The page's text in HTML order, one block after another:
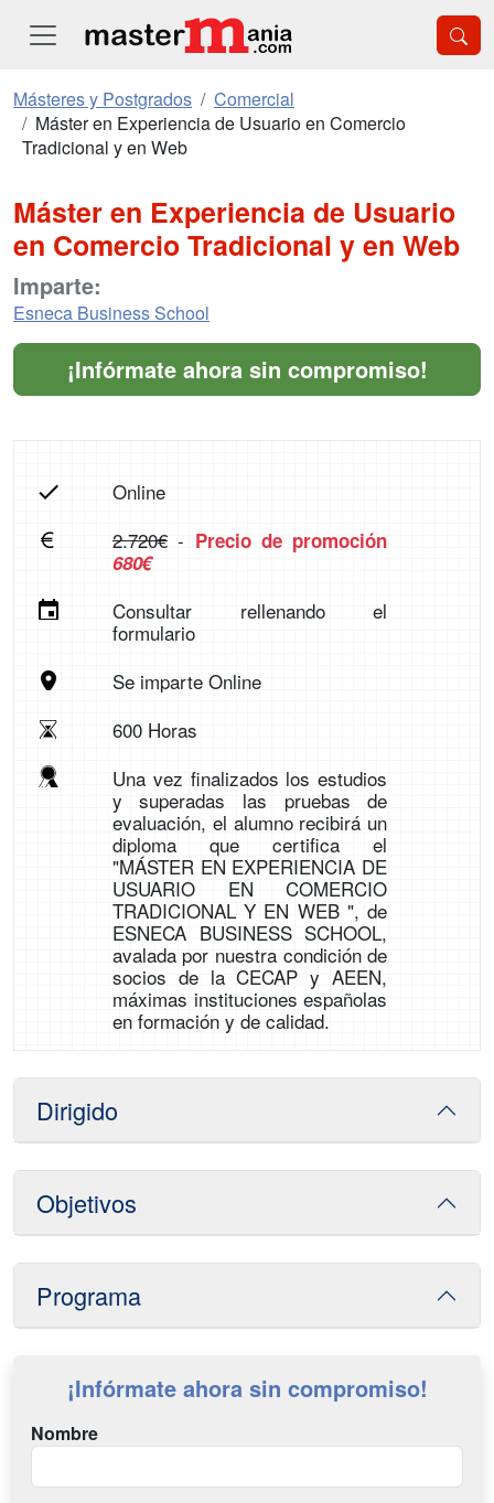
Másteres y Postgrados
Comercial
Máster en Experiencia de Usuario en Comercio
Tradicional y en Web
Máster en Experiencia de Usuario
en Comercio Tradicional y en Web
Imparte:
Esneca Business School
¡Infórmate ahora sin compromiso!
Online
2.720€- Precio de promoción
680€
Consultar rellenando el
formulario
Se imparte Online
600 Horas
Una vez finalizados los estudios
y superadas las pruebas de
evaluación, el alumno recibirá un
diploma que certifica el
"MÁSTER EN EXPERIENCIA DE
USUARIO EN COMERCIO
TRADICIONAL Y EN WEB ", de
ESNECA BUSINESS SCHOOL,
avalada por nuestra condición de
socios de la CECAP y AEEN,
máximas instituciones españolas
en formación y de calidad.
Dirigido
Objetivos
Programa
¡Infórmate ahora sin compromiso!
Nombre